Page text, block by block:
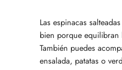
Las espinacas
bien porque equilibran
También puedes
ensalada, patatas o